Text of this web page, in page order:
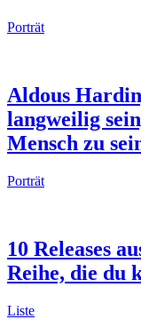
Porträt
Aldous
langweilig
Mensch zu
Porträt
10 Releases
Reihe, die du
Liste